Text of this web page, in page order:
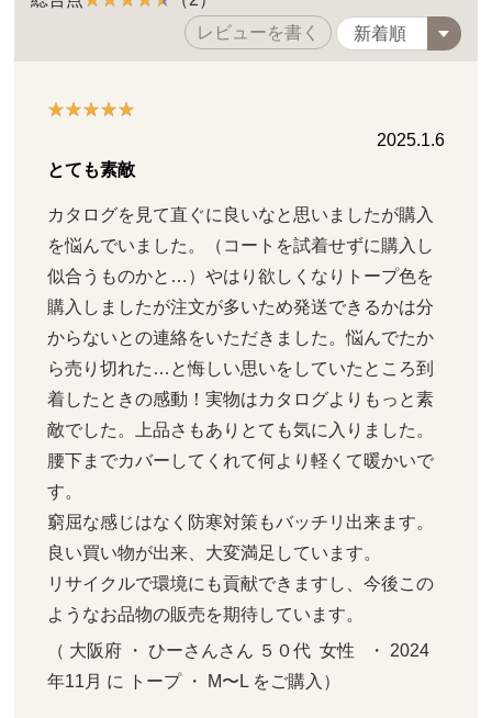
レビューを書く
2025.1.6
とても素敵
カタログを見て直ぐに良いなと思いましたが購入
を悩んでいました。（コートを試着せずに購入し
似合うものかと…）やはり欲しくなりトープ色を
購入しましたが注文が多いため発送できるかは分
からないとの連絡をいただきました。悩んでたか
ら売り切れた…と悔しい思いをしていたところ到
着したときの感動！実物はカタログよりもっと素
敵でした。上品さもありとても気に入りました。
腰下までカバーしてくれて何より軽くて暖かいで
す。
窮屈な感じはなく防寒対策もバッチリ出来ます。
良い買い物が出来、大変満足しています。
リサイクルで環境にも貢献できますし、今後この
ようなお品物の販売を期待しています。
（ 大阪府 ・ ひーさんさん ５０代  女性   ・ 2024
年11月 に トープ ・ M〜L をご購入）